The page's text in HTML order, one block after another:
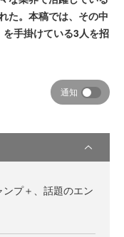
た。本稿では、その中
手掛けている3人を招
通知
プ＋、話題のエン